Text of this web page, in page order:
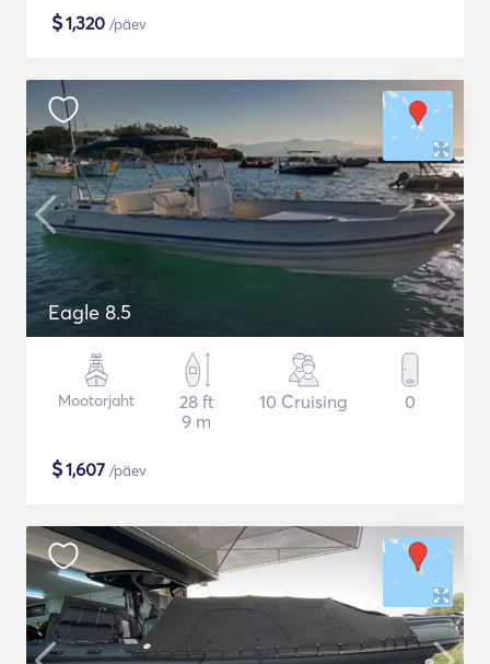
$1,320 /päev
Eagle 8.5
Mootorjaht
28 ft
9 m
10 Cruising 0
$1,607 /päev